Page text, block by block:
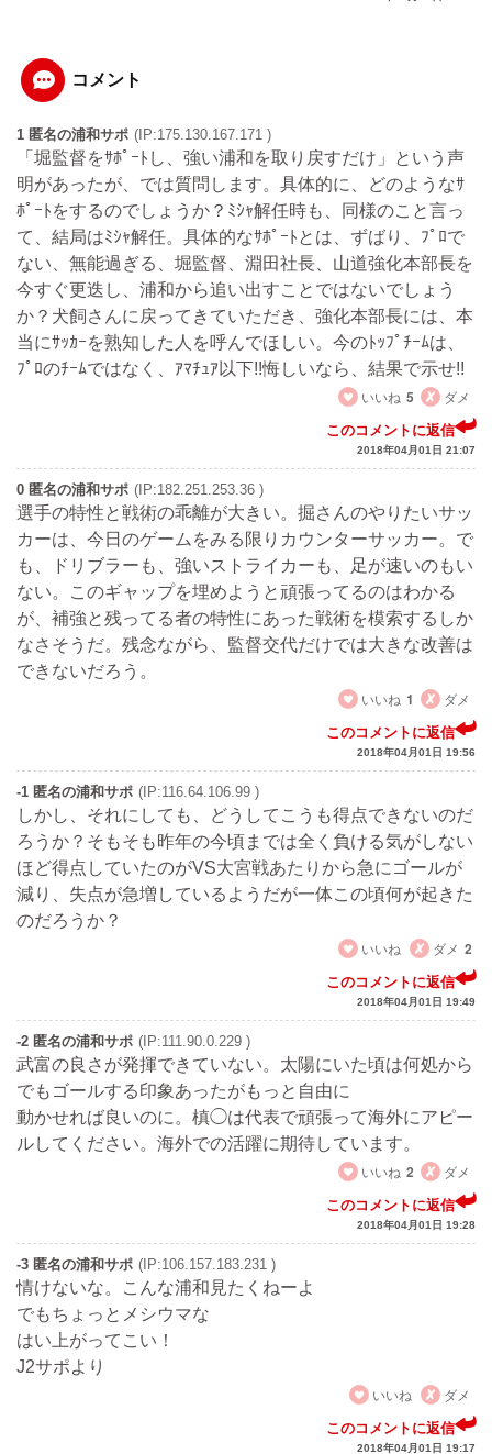
コメント
1 匿名の浦和サポ (IP:175.130.167.171 )
「堀監督をｻﾎﾟｰﾄし、強い浦和を取り戻すだけ」という声
明があったが、では質問します。具体的に、どのようなｻ
ﾎﾟｰﾄをするのでしょうか？ﾐｼｬ解任時も、同様のこと言っ
て、結局はﾐｼｬ解任。具体的なｻﾎﾟｰﾄとは、ずばり、ﾌﾟﾛで
ない、無能過ぎる、堀監督、淵田社長、山道強化本部長を
今すぐ更迭し、浦和から追い出すことではないでしょう
か？犬飼さんに戻ってきていただき、強化本部長には、本
当にｻｯｶｰを熟知した人を呼んでほしい。今のﾄｯﾌﾟﾁｰﾑは、
ﾌﾟﾛのﾁｰﾑではなく、ｱﾏﾁｭｱ以下!!悔しいなら、結果で示せ!!
いいね 5 ダメ
このコメントに返信
2018年04月01日 21:07
0 匿名の浦和サポ (IP:182.251.253.36 )
選手の特性と戦術の乖離が大きい。掘さんのやりたいサッ
カーは、今日のゲームをみる限りカウンターサッカー。で
も、ドリブラーも、強いストライカーも、足が速いのもい
ない。このギャップを埋めようと頑張ってるのはわかる
が、補強と残ってる者の特性にあった戦術を模索するしか
なさそうだ。残念ながら、監督交代だけでは大きな改善は
できないだろう。
いいね 1 ダメ
このコメントに返信
2018年04月01日 19:56
-1 匿名の浦和サポ (IP:116.64.106.99 )
しかし、それにしても、どうしてこうも得点できないのだ
ろうか？そもそも昨年の今頃までは全く負ける気がしない
ほど得点していたのがVS大宮戦あたりから急にゴールが
減り、失点が急増しているようだが一体この頃何が起きた
のだろうか？
いいね
ダメ 2
このコメントに返信
2018年04月01日 19:49
-2 匿名の浦和サポ (IP:111.90.0.229 )
武富の良さが発揮できていない。太陽にいた頃は何処から
でもゴールする印象あったがもっと自由に
動かせれば良いのに。槙◯は代表で頑張って海外にアピー
ルしてください。海外での活躍に期待しています。
いいね 2 ダメ
このコメントに返信
2018年04月01日 19:28
-3 匿名の浦和サポ (IP:106.157.183.231 )
情けないな。こんな浦和見たくねーよ
でもちょっとメシウマな
はい上がってこい！
J2サポより
いいね
ダメ
このコメントに返信
2018年04月01日 19:17